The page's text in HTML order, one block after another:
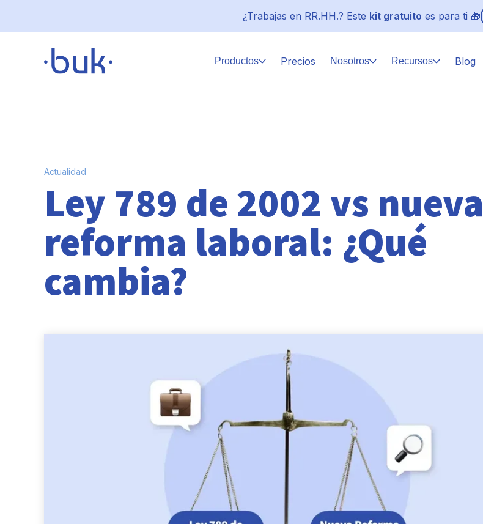
¿Trabajas en RR.HH.? Este kit gratuito es para ti 🎁
Productos Precios Nosotros Recursos Blog
Actualidad
Ley 789 de 2002 vs nueva
reforma laboral: ¿Qué
cambia?